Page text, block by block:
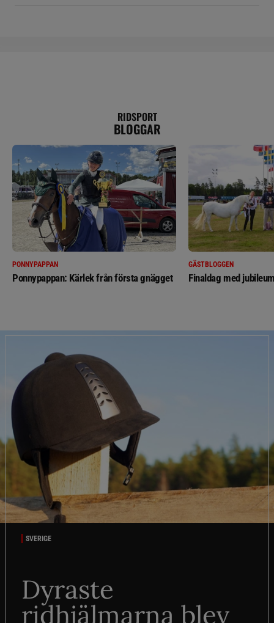
RIDSPORT
BLOGGAR
PONNYPAPPAN
Ponnypappan: Kärlek från första gnägget
GÄSTBLOGGEN
Finaldag med
SVERIGE
Dyraste
ridhjälmarna blev